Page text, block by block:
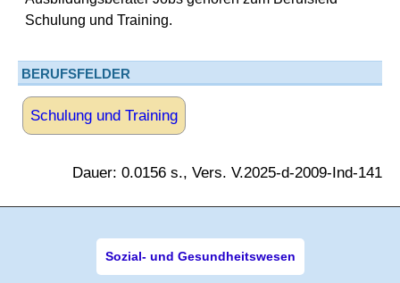
Schulung und Training.
BERUFSFELDER
Schulung und Training
Dauer: 0.0156 s., Vers. V.2025-d-2009-Ind-141
Sozial- und Gesundheitswesen